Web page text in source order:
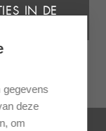
IN DE
gegevens
deze
om